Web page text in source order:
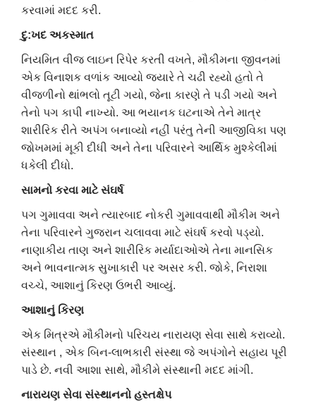
કરવામાં મદદ કરી.
દુ:ખદ અકસ્માત
નિયમિત વીજ લાઇન રિપેર કરતી વખતે, મૌકીમના જીવનમાં
એક વિનાશક વળાંક આવ્યો જ્યારે તે ચઢી રહ્યો હતો તે
વીજળીનો થાંભલો તૂટી ગયો, જેના કારણે તે પડી ગયો અને
તેનો પગ કાપી નાખ્યો. આ ભયાનક ઘટનાએ તેને માત્ર
શારીરિક રીતે અપંગ બનાવ્યો નહીં પરંતુ તેની આજીવિકા પણ
જોખમમાં મૂકી દીધી અને તેના પરિવારને આર્થિક મુશ્કેલીમાં
ધકેલી દીધો.
સામનો કરવા માટે સંઘર્ષ
પગ ગુમાવવા અને ત્યારબાદ નોકરી ગુમાવવાથી મૌકીમ અને
તેના પરિવારને ગુજરાન ચલાવવા માટે સંઘર્ષ કરવો પડ્યો.
નાણાકીય તાણ અને શારીરિક મર્યાદાઓએ તેના માનસિક
અને ભાવનાત્મક સુખાકારી પર અસર કરી. જોકે, નિરાશા
વચ્ચે, આશાનું કિરણ ઉભરી આવ્યું.
આશાનું કિરણ
એક મિત્રએ મૌકીમનો પરિચય નારાયણ સેવા સાથે કરાવ્યો.
સંસ્થાન , એક બિન-લાભકારી સંસ્થા જે અપંગોને સહાય પૂરી
પાડે છે. નવી આશા સાથે, મૌકીમે સંસ્થાની મદદ માંગી.
નારાયણ સેવા સંસ્થાનનો હસ્તક્ષેપ